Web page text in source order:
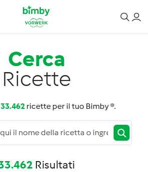
Cerca
Ricette
33.462 ricette per il tuo Bimby ®.
Risultati